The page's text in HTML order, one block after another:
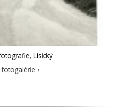
Lisický
fotogalérie ›